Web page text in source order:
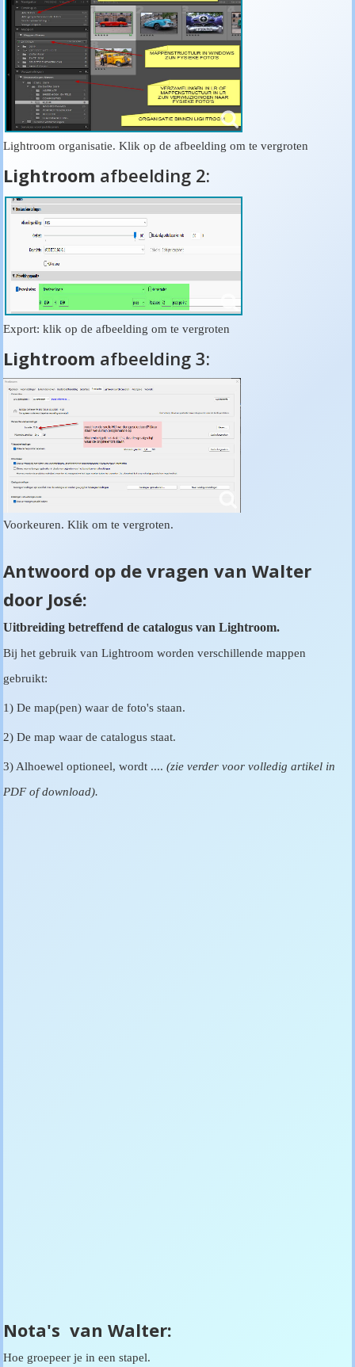
Lightroom organisatie. Klik op de afbeelding om te vergroten
Lightroom afbeelding 2:
Export: klik op de afbeelding om te vergroten
Lightroom afbeelding 3:
Voorkeuren. Klik om te vergroten.
Antwoord op de vragen van Walter
door José:
Uitbreiding betreffend de catalogus van Lightroom.
Bij het gebruik van Lightroom worden verschillende mappen
gebruikt:
1) De map(pen) waar de foto's staan.
2) De map waar de catalogus staat.
3) Alhoewel optioneel, wordt .... (zie verder voor volledig artikel in
PDF of download).
Nota's van Walter:
Hoe groepeer je in een stapel.